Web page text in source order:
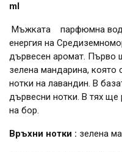
ml
Мъжката парфюмна
енергия на
дървесен аромат. Първо
зелена мандарина, която
нотки на лавандин. В
дървесни нотки. В тях ще
на бор.
Връхни нотки : зелена